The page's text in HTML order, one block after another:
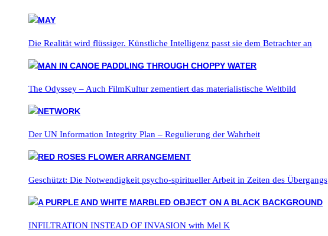
Die Realität wird flüssiger. Künstliche Intelligenz passt sie dem Betrachter an
The Odyssey – Auch FilmKultur zementiert das materialistische Weltbild
Der UN Information Integrity Plan – Regulierung der Wahrheit
Geschützt: Die Notwendigkeit psycho-spiritueller Arbeit in Zeiten des Übergangs
INFILTRATION INSTEAD OF INVASION with Mel K